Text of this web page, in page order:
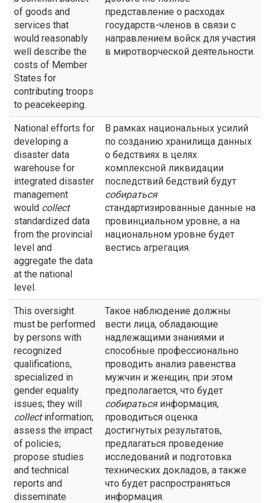
of goods and
services that
would reasonably
well describe the
costs of Member
States for
contributing troops
to peacekeeping.
представление о расходах
государств-членов в связи с
направлением войск для участия
в миротворческой деятельности.
National efforts for
developing a
disaster data
warehouse for
integrated disaster
management
would collect
standardized data
from the provincial
level and
aggregate the data
at the national
level.
В рамках национальных усилий
по созданию хранилища данных
о бедствиях в целях
комплексной ликвидации
последствий бедствий будут
собираться
стандартизированные данные на
провинциальном уровне, а на
национальном уровне будет
вестись агрегация.
This oversight
must be performed
by persons with
recognized
qualifications,
specialized in
gender equality
issues; they will
collectinformation;
assess the impact
of policies;
propose studies
and technical
reports and
disseminate
Такое наблюдение должны
вести лица, обладающие
надлежащими знаниями и
способные профессионально
проводить анализ равенства
мужчин и женщин, при этом
предполагается, что будет
собиратьсяинформация,
проводиться оценка
достигнутых результатов,
предлагаться проведение
исследований и подготовка
технических докладов, а также
что будет распространяться
информация.